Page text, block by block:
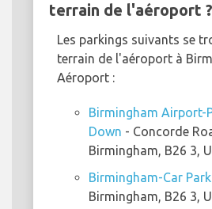
terrain de l'aéroport ?
Les parkings suivants se
terrain de l'aéroport à
Aéroport :
Birmingham Airport-
Down - Concorde
Birmingham, B26 3,
Birmingham-Car
Birmingham, B26 3,